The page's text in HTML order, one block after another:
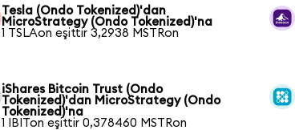
Tesla (Ondo Tokenized)'dan
MicroStrategy (Ondo Tokenized)'na
1 TSLAon eşittir 3,2938 MSTRon
iShares Bitcoin Trust (Ondo
Tokenized)'dan MicroStrategy (Ondo
Tokenized)'na
1 IBITon eşittir 0,378460 MSTRon